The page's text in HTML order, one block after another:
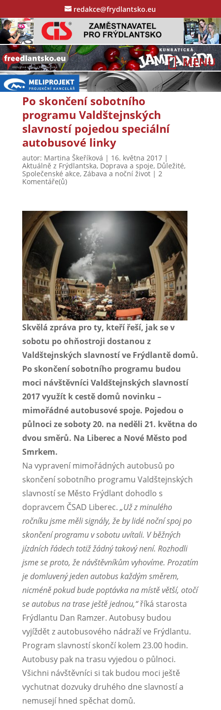
redakce@frydlantsko.eu
Po skončení sobotního
programu Valdštejnských
slavností pojedou speciální
autobusové linky
autor: Martina Škeříková | 16. května 2017|
Aktuálně z Frýdlantska, Doprava a spoje, Důležité,
Společenské akce, Zábava a noční život| 2
Komentáře(ů)
Skvělá zpráva pro ty, kteří řeší, jak se v
sobotu po ohňostroji dostanou z
Valdštejnských slavností ve Frýdlantě domů.
Po skončení sobotního programu budou
moci návštěvníci Valdštejnských slavností
2017 využít k cestě domů novinku –
mimořádné autobusové spoje. Pojedou o
půlnoci ze soboty 20. na neděli 21. května do
dvou směrů. Na Liberec a Nové Město pod
Smrkem.
Na vypravení mimořádných autobusů po
skončení sobotního programu Valdštejnských
slavností se Město Frýdlant dohodlo s
dopravcem ČSAD Liberec. „Už z minulého
ročníku jsme měli signály, že by lidé noční spoj po
skončení programu v sobotu uvítali. V běžných
jízdních řádech totiž žádný takový není. Rozhodli
jsme se proto, že návštěvníkům vyhovíme. Prozatím
je domluvený jeden autobus každým směrem,
nicméně pokud bude poptávka na místě větší, otočí
se autobus na trase ještě jednou,“říká starosta
Frýdlantu Dan Ramzer. Autobusy budou
vyjíždět z autobusového nádraží ve Frýdlantu.
Program slavností skončí kolem 23.00 hodin.
Autobusy pak na trasu vyjedou o půlnoci.
Všichni návštěvníci si tak budou moci ještě
vychutnat dozvuky druhého dne slavností a
nemusejí hned spěchat domů.